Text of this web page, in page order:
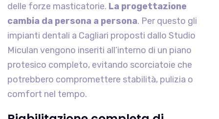
delle forze masticatorie. La progettazione
cambia da persona a persona. Per questo gli
impianti dentali a Cagliari proposti dallo Studio
Miculan vengono inseriti all’interno di un piano
protesico completo, evitando scorciatoie che
potrebbero compromettere stabilità, pulizia o
comfort nel tempo.